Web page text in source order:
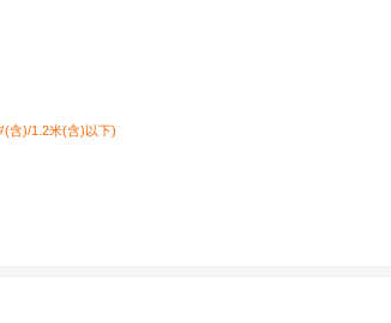
(含)/1.2米(含)以下)